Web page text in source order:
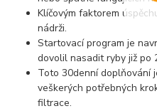
Klíčovým faktorem
nádrži.
Startovací program je
dovolil nasadit ryby již po
Toto 30denní doplňování
veškerých potřebných
filtrace.